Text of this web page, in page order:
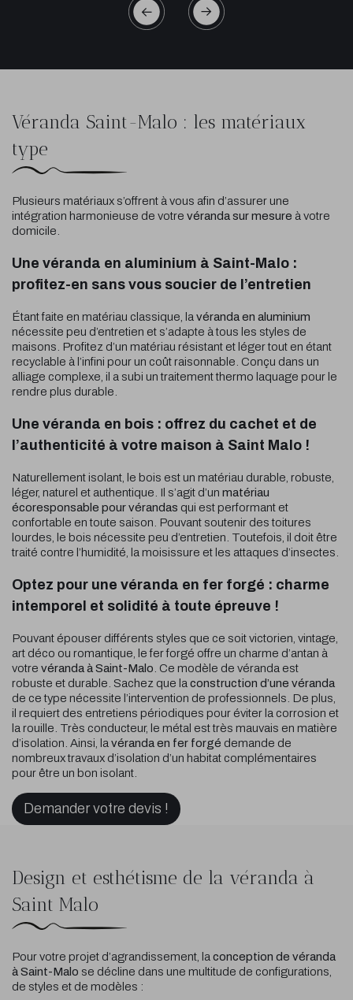
Véranda Saint-Malo : les matériaux
type
Plusieurs matériaux s’offrent à vous afin d’assurer une
intégration harmonieuse de votre véranda sur mesure à votre
domicile.
Une véranda en aluminium à Saint-Malo :
profitez-en sans vous soucier de l’entretien
Étant faite en matériau classique, la véranda en aluminium
nécessite peu d’entretien et s’adapte à tous les styles de
maisons. Profitez d’un matériau résistant et léger tout en étant
recyclable à l’infini pour un coût raisonnable. Conçu dans un
alliage complexe, il a subi un traitement thermo laquage pour le
rendre plus durable.
Une véranda en bois : offrez du cachet et de
l’authenticité à votre maison à Saint Malo !
Naturellement isolant, le bois est un matériau durable, robuste,
léger, naturel et authentique. Il s’agit d’un matériau
écoresponsable pour vérandas qui est performant et
confortable en toute saison. Pouvant soutenir des toitures
lourdes, le bois nécessite peu d’entretien. Toutefois, il doit être
traité contre l’humidité, la moisissure et les attaques d’insectes.
Optez pour une véranda en fer forgé : charme
intemporel et solidité à toute épreuve !
Pouvant épouser différents styles que ce soit victorien, vintage,
art déco ou romantique, le fer forgé offre un charme d’antan à
votre véranda à Saint-Malo . Ce modèle de véranda est
robuste et durable. Sachez que la construction d’une véranda
de ce type nécessite l’intervention de professionnels. De plus,
il requiert des entretiens périodiques pour éviter la corrosion et
la rouille. Très conducteur, le métal est très mauvais en matière
d’isolation. Ainsi, la véranda en fer forgé demande de
nombreux travaux d’isolation d’un habitat complémentaires
pour être un bon isolant.
Demander votre devis !
Design et esthétisme de la véranda à
Saint Malo
Pour votre projet d’agrandissement, la conception de véranda
à Saint-Malo se décline dans une multitude de configurations,
de styles et de modèles :